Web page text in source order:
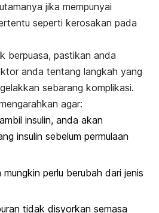
jika mempunyai
seperti kerosakan pada
berpuasa, pastikan anda
anda tentang langkah yang
sebarang komplikasi.
agar:
insulin, anda akan
insulin sebelum permulaan
mungkin perlu berubah dari jenis
tidak disyorkan semasa